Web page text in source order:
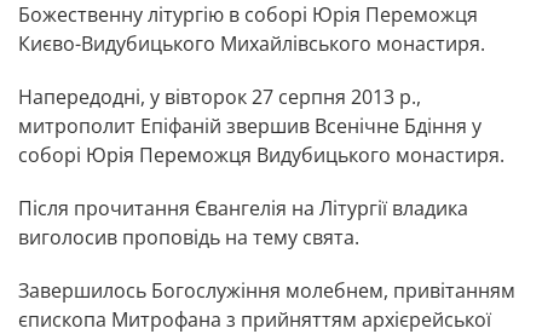
Божественну літургію в соборі Юрія Переможця
Києво-Видубицького Михайлівського монастиря.
Напередодні, у вівторок 27 серпня 2013 р.,
митрополит Епіфаній звершив Всенічне Бдіння у
соборі Юрія Переможця Видубицького монастиря.
Після прочитання Євангелія на Літургії владика
виголосив проповідь на тему свята.
Завершилось Богослужіння молебнем, привітанням
єпископа Митрофана з прийняттям архієрейської